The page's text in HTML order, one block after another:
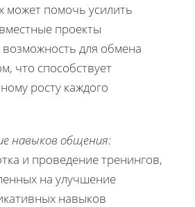
может помочь усилить
проекты
для обмена
что способствует
росту каждого
навыков общения:
и проведение тренингов,
на улучшение
навыков